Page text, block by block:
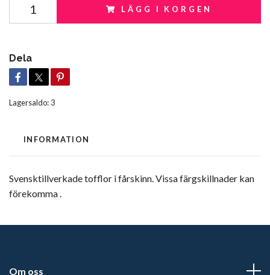
LÄGG I KORGEN
Dela
Lagersaldo: 3
INFORMATION
Svensktillverkade tofflor i fårskinn. Vissa färgskillnader kan
förekomma .
Om oss